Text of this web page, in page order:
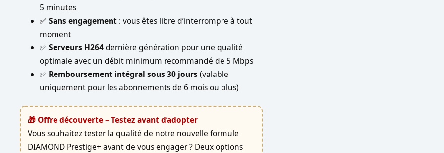
5 minutes
✅ Sans engagement : vous êtes libre d’interrompre à tout
moment
✅ Serveurs H264dernière génération pour une qualité
optimale avec un débit minimum recommandé de 5 Mbps
✅ Remboursement intégral sous 30 jours (valable
uniquement pour les abonnements de 6 mois ou plus)
🎁 Offre découverte – Testez avant d’adopter
Vous souhaitez tester la qualité de notre nouvelle formule
DIAMOND Prestige+ avant de vous engager ? Deux options